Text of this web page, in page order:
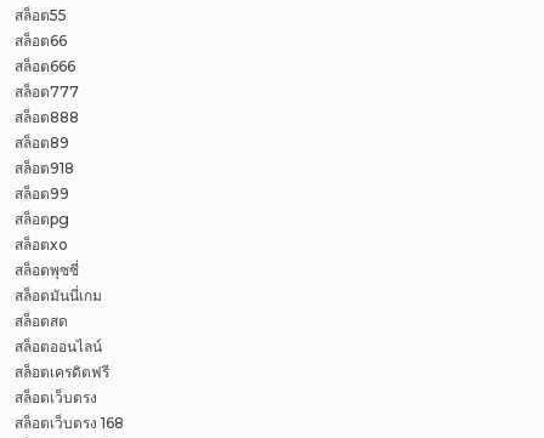
สล็อต55
สล็อต66
สล็อต666
สล็อต777
สล็อต888
สล็อต89
สล็อต918
สล็อต99
สล็อตpg
สล็อตxo
สล็อตพุซซี่
สล็อตมันนี่เกม
สล็อตสด
สล็อตออนไลน์
สล็อตเครดิตฟรี
สล็อตเว็บตรง
สล็อตเว็บตรง 168